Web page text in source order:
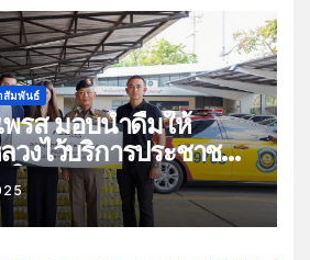
สัมพันธ์
พรส มอบน้ำดื่มให้
วงไว้บริการประชาชน
หม่